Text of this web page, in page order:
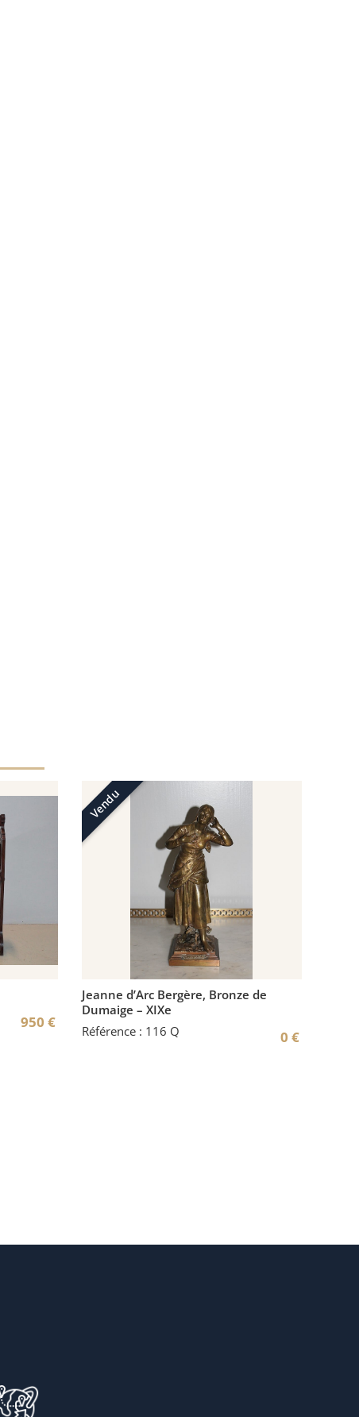
950 €
Vendu
Jeanne d’Arc Bergère, Bronze de
Dumaige – XIXe
Référence : 116 Q
0€